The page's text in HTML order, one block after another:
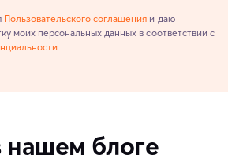
Пользовательского соглашения и даю
моих персональных данных в соответствии с
нашем блоге